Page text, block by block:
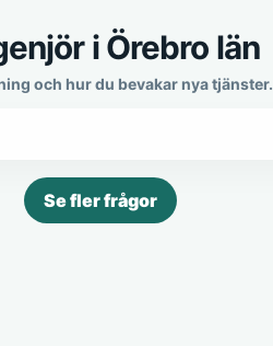
i Örebro län
och hur du bevakar nya tjänster.
Se fler frågor